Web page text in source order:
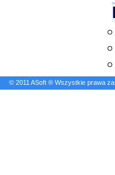
© 2011 ASoft ® Wszystkie prawa